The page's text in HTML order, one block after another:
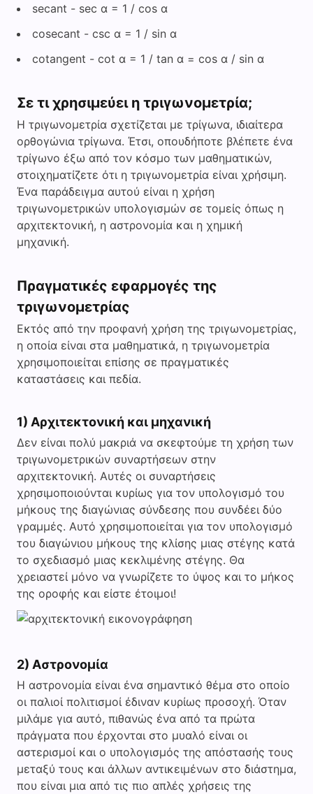
secant - sec α = 1 / cos α
cosecant - csc α = 1 / sin α
cotangent - cot α = 1 / tan α = cos α / sin α
Σε τι χρησιμεύει η τριγωνομετρία;
Η τριγωνομετρία σχετίζεται με τρίγωνα, ιδιαίτερα
ορθογώνια τρίγωνα. Έτσι, οπουδήποτε βλέπετε ένα
τρίγωνο έξω από τον κόσμο των μαθηματικών,
στοιχηματίζετε ότι η τριγωνομετρία είναι χρήσιμη.
Ένα παράδειγμα αυτού είναι η χρήση
τριγωνομετρικών υπολογισμών σε τομείς όπως η
αρχιτεκτονική, η αστρονομία και η χημική
μηχανική.
Πραγματικές εφαρμογές της
τριγωνομετρίας
Εκτός από την προφανή χρήση της τριγωνομετρίας,
η οποία είναι στα μαθηματικά, η τριγωνομετρία
χρησιμοποιείται επίσης σε πραγματικές
καταστάσεις και πεδία.
1) Αρχιτεκτονική και μηχανική
Δεν είναι πολύ μακριά να σκεφτούμε τη χρήση των
τριγωνομετρικών συναρτήσεων στην
αρχιτεκτονική. Αυτές οι συναρτήσεις
χρησιμοποιούνται κυρίως για τον υπολογισμό του
μήκους της διαγώνιας σύνδεσης που συνδέει δύο
γραμμές. Αυτό χρησιμοποιείται για τον υπολογισμό
του διαγώνιου μήκους της κλίσης μιας στέγης κατά
το σχεδιασμό μιας κεκλιμένης στέγης. Θα
χρειαστεί μόνο να γνωρίζετε το ύψος και το μήκος
της οροφής και είστε έτοιμοι!
2) Αστρονομία
Η αστρονομία είναι ένα σημαντικό θέμα στο οποίο
οι παλιοί πολιτισμοί έδιναν κυρίως προσοχή. Όταν
μιλάμε για αυτό, πιθανώς ένα από τα πρώτα
πράγματα που έρχονται στο μυαλό είναι οι
αστερισμοί και ο υπολογισμός της απόστασής τους
μεταξύ τους και άλλων αντικειμένων στο διάστημα,
που είναι μια από τις πιο απλές χρήσεις της